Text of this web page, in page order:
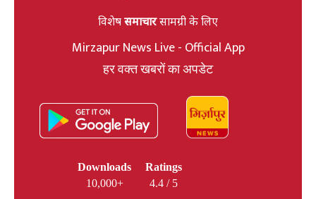
विशेषसमाचारसामग्री के लिए
Mirzapur News Live - Official App
हर वक्त खबरों का अपडेट
Downloads
10,000+
Ratings
4.4 / 5